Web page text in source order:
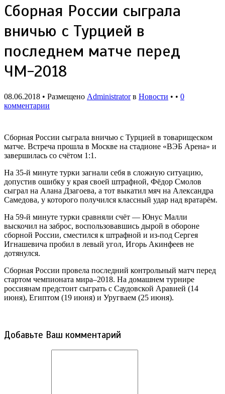
Сборная России сыграла
вничью с Турцией в
последнем матче перед
ЧМ-2018
08.06.2018 • Размещено Administratorв Новости • • 0
комментарии
Сборная России сыграла вничью с Турцией в товарищеском
матче. Встреча прошла в Москве на стадионе «ВЭБ Арена» и
завершилась со счётом 1:1.
На 35-й минуте турки загнали себя в сложную ситуацию,
допустив ошибку у края своей штрафной, Фёдор Смолов
сыграл на Алана Дзагоева, а тот выкатил мяч на Александра
Самедова, у которого получился классный удар над вратарём.
На 59-й минуте турки сравняли счёт — Юнус Малли
выскочил на заброс, воспользовавшись дырой в обороне
сборной России, сместился к штрафной и из-под Сергея
Игнашевича пробил в левый угол, Игорь Акинфеев не
дотянулся.
Сборная России провела последний контрольный матч перед
стартом чемпионата мира–2018. На домашнем турнире
россиянам предстоит сыграть с Саудовской Аравией (14
июня), Египтом (19 июня) и Уругваем (25 июня).
Добавьте Ваш комментарий